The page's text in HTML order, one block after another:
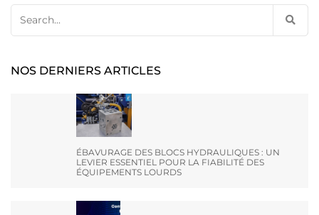
for:
NOS DERNIERS ARTICLES
ÉBAVURAGE DES BLOCS HYDRAULIQUES : UN
LEVIER ESSENTIEL POUR LA FIABILITÉ DES
ÉQUIPEMENTS LOURDS